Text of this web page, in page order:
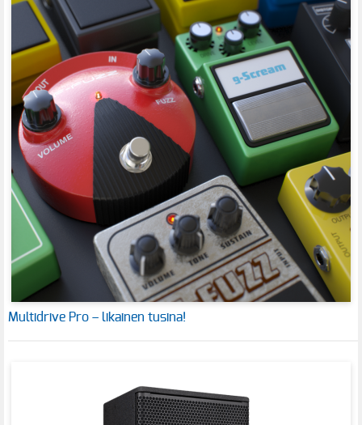
Multidrive Pro – likainen tusina!